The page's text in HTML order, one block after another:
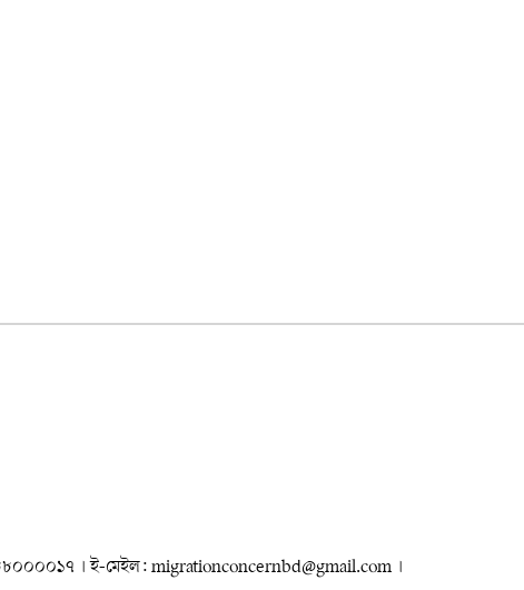
। ই-মেইল: migrationconcernbd@gmail.com ।